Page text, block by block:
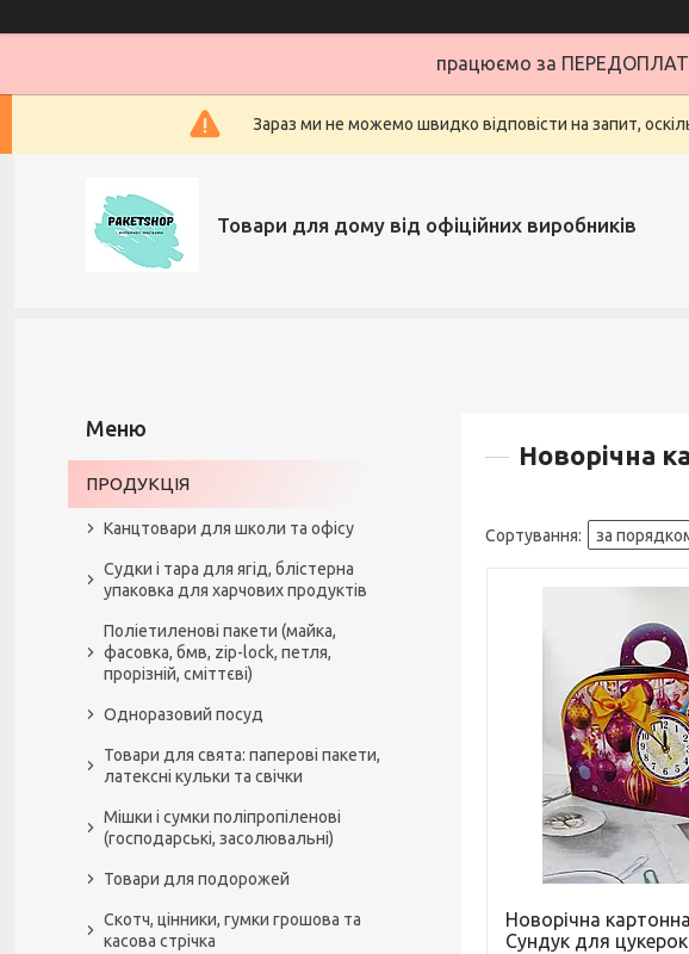
працюємо за
Зараз ми не можемо швидко відповісти на запит,
Товари для дому від офіційних виробників
Новорічна
Новорічна
Сундук для
ПРОДУКЦІЯ
Канцтовари для школи та офісу
Судки і тара для ягід, блістерна
упаковка для харчових продуктів
Поліетиленові пакети (майка,
фасовка, бмв, zip-lock, петля,
прорізній, сміттєві)
Одноразовий посуд
Товари для свята: паперові пакети,
латексні кульки та свічки
Мішки і сумки поліпропіленові
(господарські, засолювальні)
Товари для подорожей
Скотч, цінники, гумки грошова та
касова стрічка